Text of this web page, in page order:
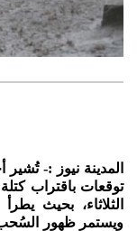
المدينة نيوز :-
توقعات باقتراب
الثلاثاء، بحيث
ويستمر ظهور السُحب